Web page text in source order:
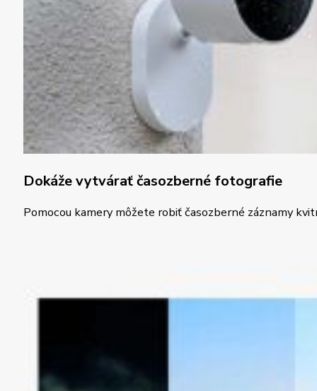
Dokáže vytvárať časozberné fotografie
Pomocou kamery môžete robiť časozberné záznamy